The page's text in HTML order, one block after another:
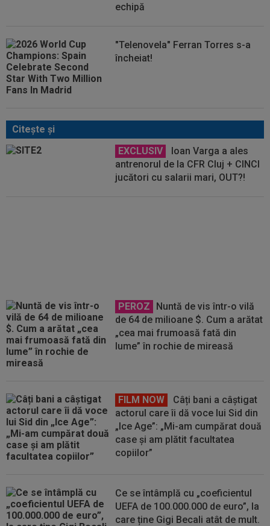
echipă
"Telenovela" Ferran Torres s-a
încheiat!
Citeşte şi
EXCLUSIV
Ioan Varga a ales
antrenorul de la CFR Cluj + CINCI
jucători cu salarii mari, OUT?!
PEROZ
Nuntă de vis într-o vilă
de 64 de milioane $. Cum a arătat
„cea mai frumoasă fată din
lume” în rochie de mireasă
FILM NOW
Câți bani a câștigat
actorul care îi dă voce lui Sid din
„Ice Age”: „Mi-am cumpărat două
case și am plătit facultatea
copiilor”
Ce se întâmplă cu „coeficientul
UEFA de 100.000.000 de euro”, la
care ține Gigi Becali atât de mult.